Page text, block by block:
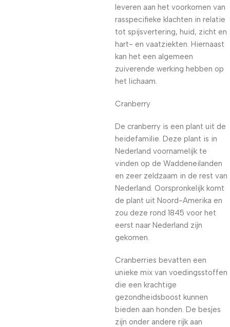
leveren aan het voorkomen van
rasspecifieke klachten in relatie
tot spijsvertering, huid, zicht en
hart- en vaatziekten. Hiernaast
kan het een algemeen
zuiverende werking hebben op
het lichaam.
Cranberry
De cranberry is een plant uit de
heidefamilie. Deze plant is in
Nederland voornamelijk te
vinden op de Waddeneilanden
en zeer zeldzaam in de rest van
Nederland. Oorspronkelijk komt
de plant uit Noord-Amerika en
zou deze rond 1845 voor het
eerst naar Nederland zijn
gekomen.
Cranberries bevatten een
unieke mix van voedingsstoffen
die een krachtige
gezondheidsboost kunnen
bieden aan honden. De besjes
zijn onder andere rijk aan